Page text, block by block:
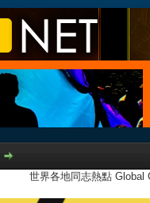
世界各地同志熱點